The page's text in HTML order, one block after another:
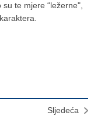
te mjere “ležerne",
Sljedeća